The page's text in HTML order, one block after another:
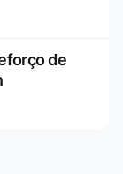
de